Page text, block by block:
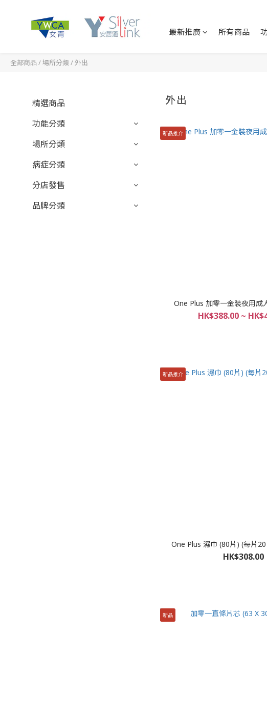
最新推廣 所有商品
全部商品 /場所分類 /外出
精選商品
功能分類
場所分類
病症分類
分店發售
品牌分類
外出
新品推介
One Plus 加零一金裝夜用成
HK$388.00 ~
新品推介
One Plus 濕巾 (80片) (每片
HK$308.00
新品